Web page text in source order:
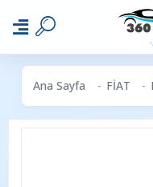
Ana Sayfa FİAT